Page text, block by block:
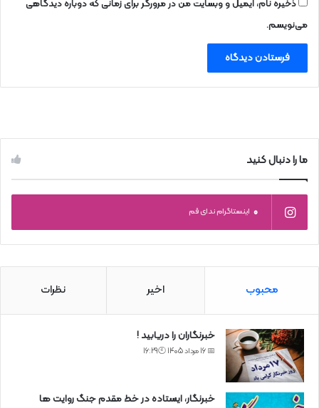
ذخیره نام، ایمیل و وبسایت من در مرورگر برای زمانی که دوباره دیدگاهی
می‌نویسم.
ما را دنبال کنید
0 اینستاگرام ندای قم
محبوب اخیر نظرات
خبرنگاران را دریابید !
📅 16 مرداد 1405 🕙16:29
خبرنگار، ایستاده در خط مقدم جنگ روایت ها